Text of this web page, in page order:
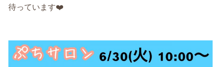
待っています❤️